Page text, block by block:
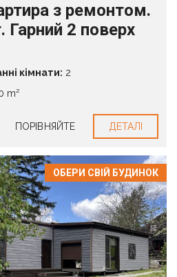
з ремонтом.
2 поверх
кімнати: 2
m²
ПОРІВНЯЙТЕ ДЕТАЛІ
ОБЕРИ СВІЙ БУДИНОК